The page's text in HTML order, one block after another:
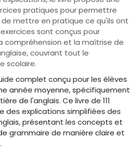
pratiques pour permettre
de mettre en pratique ce qu'ils ont
exercices sont conçus pour
compréhension et la maîtrise de
couvrant tout le
scolaire.
complet conçu pour les élèves
année moyenne, spécifiquement
de l'anglais. Ce livre de 111
des explications simplifiées des
présentant les concepts et
grammaire de manière claire et